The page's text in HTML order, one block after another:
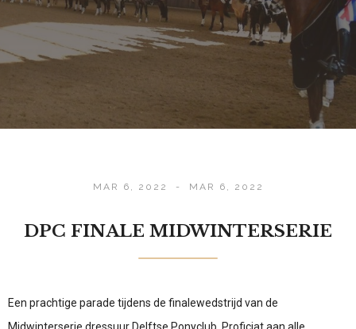
MAR 6, 2022 - MAR 6, 2022
DPC FINALE MIDWINTERSERIE
Een prachtige parade tijdens de finalewedstrijd van de